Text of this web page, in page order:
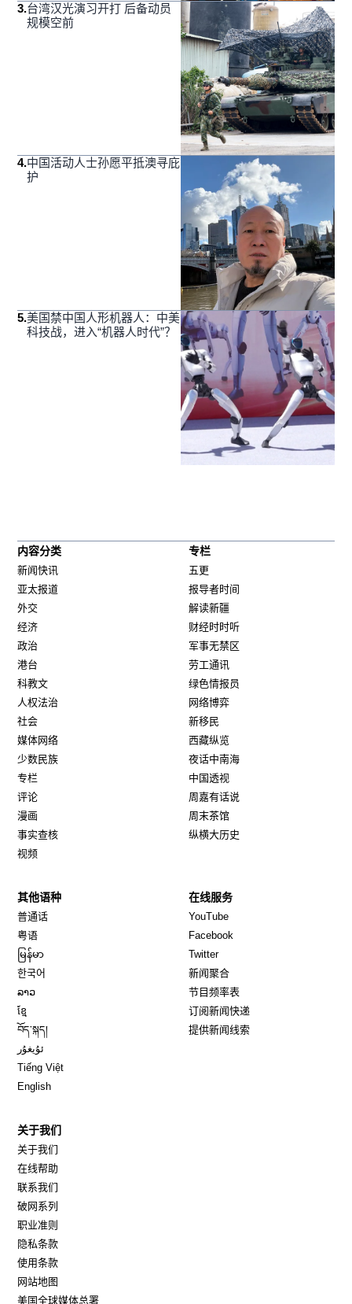
3.台湾汉光演习开打 后备动员
规模空前
4.中国活动人士孙愿平抵澳寻庇
护
5.美国禁中国人形机器人：中美
科技战，进入“机器人时代”？
内容分类
新闻快讯
亚太报道
外交
经济
政治
港台
科教文
人权法治
社会
媒体网络
少数民族
专栏
评论
漫画
事实查核
视频
专栏
五更
报导者时间
解读新疆
财经时时听
军事无禁区
劳工通讯
绿色情报员
网络博弈
新移民
西藏纵览
夜话中南海
中国透视
周嘉有话说
周末茶馆
纵横大历史
其他语种
普通话
粤语
မြန်မာ
한국어
ລາວ
ខ្មែ
བོད་སྐད།
ئۇيغۇر
Tiếng Việt
English
在线服务
YouTube
Facebook
TwitterOpens in new window
新闻聚合
节目频率表
订阅新闻快递
提供新闻线索
关于我们
关于我们
在线帮助
联系我们
破网系列
职业准则
隐私条款
使用条款
网站地图
美国全球媒体总署